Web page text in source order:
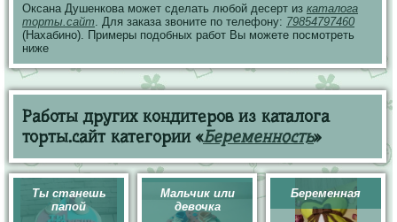
Оксана Душенкова может сделать любой десерт из каталога
торты.сайт. Для заказа звоните по телефону: 79854797460
(Нахабино). Примеры подобных работ Вы можете посмотреть
ниже
Работы других кондитеров из каталога
торты.сайт категории «Беременность»
Ты станешь
папой
Мальчик или
девочка
Беременная